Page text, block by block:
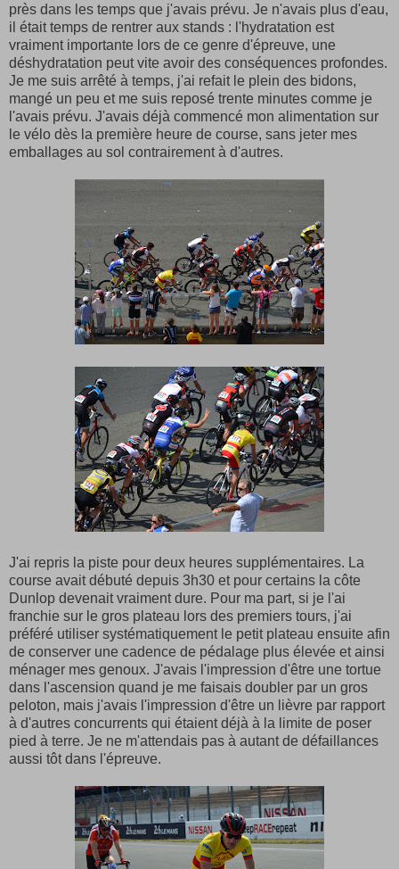
près dans les temps que j'avais prévu. Je n'avais plus d'eau,
il était temps de rentrer aux stands : l'hydratation est
vraiment importante lors de ce genre d'épreuve, une
déshydratation peut vite avoir des conséquences profondes.
Je me suis arrêté à temps, j'ai refait le plein des bidons,
mangé un peu et me suis reposé trente minutes comme je
l'avais prévu. J'avais déjà commencé mon alimentation sur
le vélo dès la première heure de course, sans jeter mes
emballages au sol contrairement à d'autres.
J'ai repris la piste pour deux heures supplémentaires. La
course avait débuté depuis 3h30 et pour certains la côte
Dunlop devenait vraiment dure. Pour ma part, si je l'ai
franchie sur le gros plateau lors des premiers tours, j'ai
préféré utiliser systématiquement le petit plateau ensuite afin
de conserver une cadence de pédalage plus élevée et ainsi
ménager mes genoux. J'avais l'impression d'être une tortue
dans l'ascension quand je me faisais doubler par un gros
peloton, mais j'avais l'impression d'être un lièvre par rapport
à d'autres concurrents qui étaient déjà à la limite de poser
pied à terre. Je ne m'attendais pas à autant de défaillances
aussi tôt dans l'épreuve.